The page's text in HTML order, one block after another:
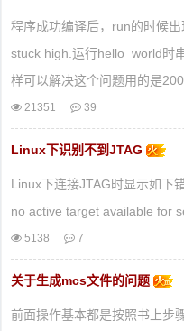
程序成功编译后，run的时候
stuck high.运行hello_world时
样可以解决这个问题用的是
21351 39
Linux下识别不到JTAG
Linux下连接JTAG时显示如下
no active target available for
5138 7
关于生成mcs文件的问题
前面操作基本都是按照书上步